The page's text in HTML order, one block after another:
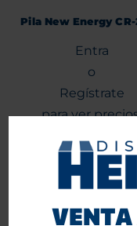
Pila New Energy
Entra
o
Regístrate
para ver
Agregar al carrito